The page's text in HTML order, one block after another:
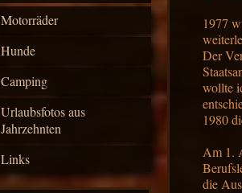
Motorräder
Hunde
Camping
Urlaubsfotos aus
Jahrzehnten
Links
1977
Der
wollte
1980
Am 1.
die